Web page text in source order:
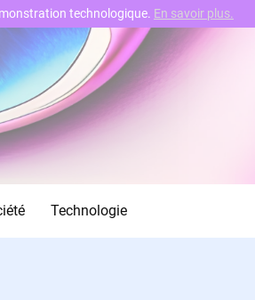
Technologie
technologique. En savoir plus.